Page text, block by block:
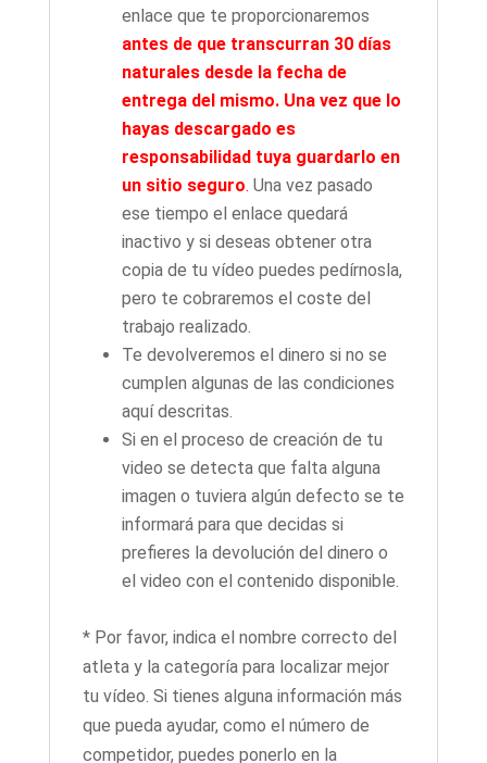
enlace que te proporcionaremos
antes de que transcurran 30 días
naturales desde la fecha de
entrega del mismo. Una vez que lo
hayas descargado es
responsabilidad tuya guardarlo en
un sitio seguro. Una vez pasado
ese tiempo el enlace quedará
inactivo y si deseas obtener otra
copia de tu vídeo puedes pedírnosla,
pero te cobraremos el coste del
trabajo realizado.
Te devolveremos el dinero si no se
cumplen algunas de las condiciones
aquí descritas.
Si en el proceso de creación de tu
video se detecta que falta alguna
imagen o tuviera algún defecto se te
informará para que decidas si
prefieres la devolución del dinero o
el video con el contenido disponible.
* Por favor, indica el nombre correcto del
atleta y la categoría para localizar mejor
tu vídeo. Si tienes alguna información más
que pueda ayudar, como el número de
competidor, puedes ponerlo en la